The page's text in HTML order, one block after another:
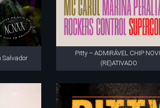
Salvador
Pitty – ADMIRÁVEL CHIP
(RE)ATIVADO